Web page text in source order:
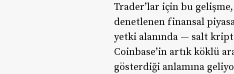
Trader’lar için bu
denetlenen finansal
yetki alanında — salt
Coinbase’in artık köklü
gösterdiği anlamına